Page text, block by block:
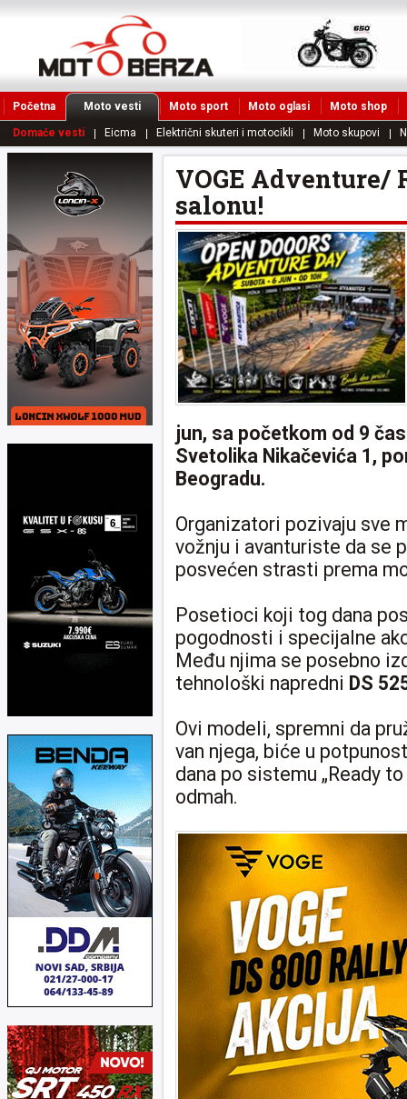
Početna Moto vesti Moto sport Moto oglasi Moto shop
Domaće vesti Eicma Električni skuteri i motocikli Moto skupovi
VOGE Adventure/
salonu!
jun, sa početkom od 9
Svetolika Nikačevića 1,
Beogradu.
Organizatori pozivaju sve
vožnju i avanturiste da se
posvećen strasti prema
Posetioci koji tog dana
pogodnosti i specijalne
Među njima se posebno
tehnološki napredni DS
Ovi modeli, spremni da
van njega, biće u
dana po sistemu „Ready
odmah.